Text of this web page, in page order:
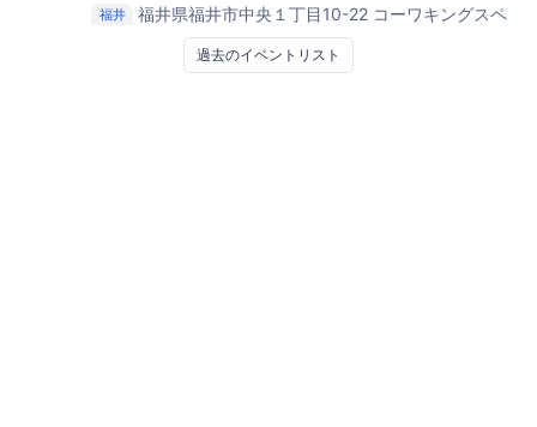
福井 福井県福井市中央１丁目10-22 コーワキングスペ
ース sankaku
過去のイベントリスト